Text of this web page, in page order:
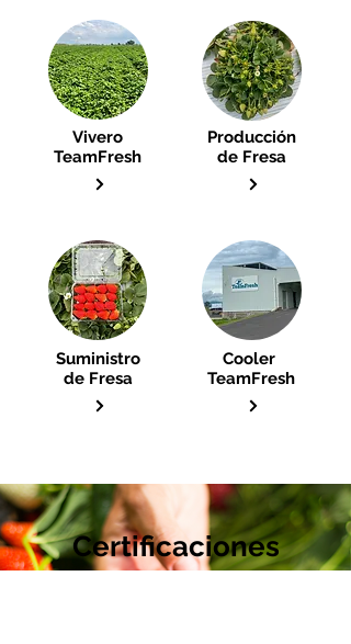
Vivero
TeamFresh
Producción
de Fresa
Suministro
de Fresa
Cooler
TeamFresh
Certificaciones